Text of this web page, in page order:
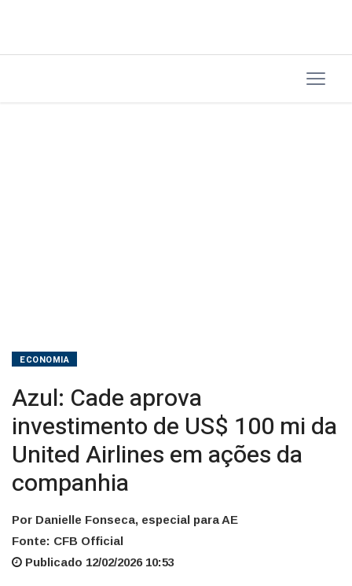
United
ECONOMIA
Azul: Cade aprova
investimento de US$ 100 mi da
United Airlines em ações da
companhia
Por Danielle Fonseca, especial para AE
Fonte: CFB Official
Publicado 12/02/2026 10:53